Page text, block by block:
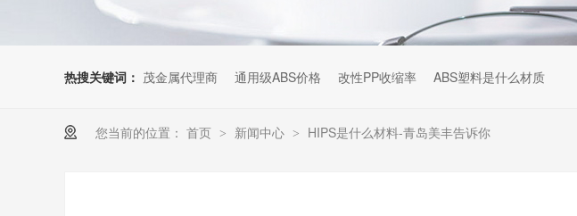
热搜关键词： 茂金属代理商 通用级ABS价格 改性PP收缩率 ABS塑料是什么材质
您当前的位置： 首页 > 新闻中心 > HIPS是什么材料-青岛美丰告诉你